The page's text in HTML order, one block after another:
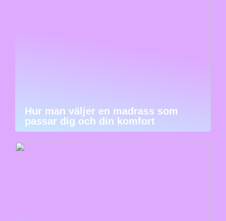
Hur man väljer en madrass som
passar dig och din komfort